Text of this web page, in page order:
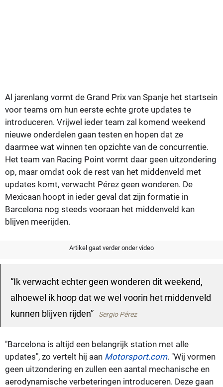
Al jarenlang vormt de Grand Prix van Spanje het startsein
voor teams om hun eerste echte grote updates te
introduceren. Vrijwel ieder team zal komend weekend
nieuwe onderdelen gaan testen en hopen dat ze
daarmee wat winnen ten opzichte van de concurrentie.
Het team van Racing Point vormt daar geen uitzondering
op, maar omdat ook de rest van het middenveld met
updates komt, verwacht Pérez geen wonderen. De
Mexicaan hoopt in ieder geval dat zijn formatie in
Barcelona nog steeds vooraan het middenveld kan
blijven meerijden.
Artikel gaat verder onder video
Ik verwacht echter geen wonderen dit weekend,
alhoewel ik hoop dat we wel voorin het middenveld
kunnen blijven rijden
Sergio Pérez
"Barcelona is altijd een belangrijk station met alle
updates", zo vertelt hij aan Motorsport.com. "Wij vormen
geen uitzondering en zullen een aantal mechanische en
aerodynamische verbeteringen introduceren. Deze gaan